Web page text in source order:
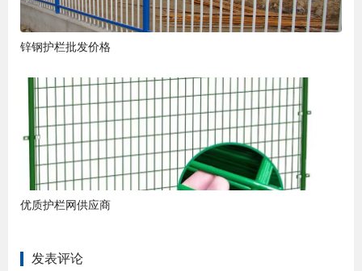
锌钢护栏批发价格
优质护栏网供应商
发表评论